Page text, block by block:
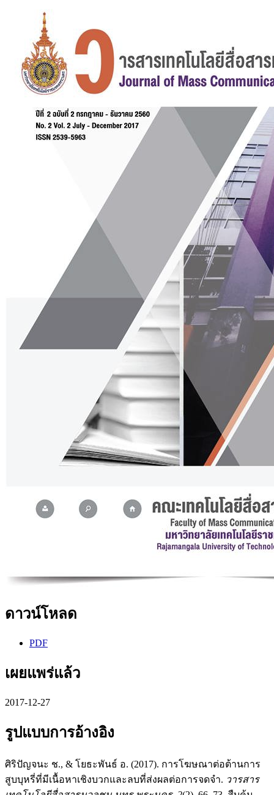
ดาวน์โหลด
PDF
เผยแพร่แล้ว
2017-12-27
รูปแบบการอ้างอิง
ศิริปัญจนะ ช., & โยธะพันธ์ อ. (2017). การโฆษณาต่อต้านการ
สูบบุหรี่ที่มีเนื้อหาเชิงบวกและลบที่ส่งผลต่อการจดจำ. วารสาร